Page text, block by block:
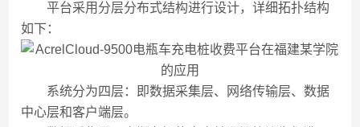
平台采用分层分布式结构进行设计，详细拓扑结构
如下：
系统分为四层：即数据采集层、网络传输层、数据
中心层和客户端层。